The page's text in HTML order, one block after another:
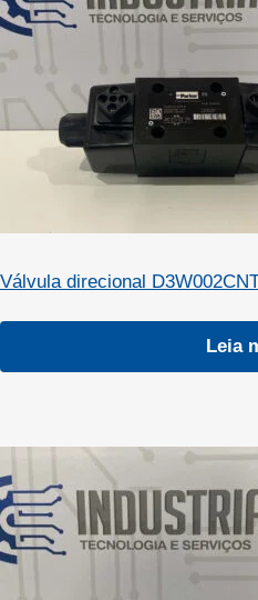
Válvula direcional
Leia